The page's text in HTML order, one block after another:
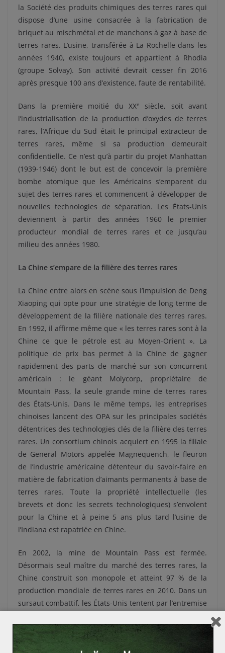
la Société des produits chimiques des terres rares qui
dispose d’une usine consacrée à la fabrication de
briquet au mischmétal et de manchons à gaz à base de
terres rares. L’usine, transférée à La Rochelle dans les
années 1940, existe toujours et appartient à Rhodia
(groupe Solvay). Son activité devrait cesser fin 2016
après presque 100 ans d’existence, faute de rentabilité.
Dans la première moitié du XXe
siècle, soit avant
l’industrialisation de la production d’oxydes de terres
rares, l’Afrique du Sud était le principal extracteur de
terres rares, même si sa production demeurait
confidentielle. Ce n’est qu’à partir du projet Manhattan
(1939-1946) dont le but est de concevoir la première
bombe atomique que les Américains s’emparent du
sujet des terres rares et commencent à développer de
nouvelles technologies de séparation. Les États-Unis
deviennent à partir des années 1960 le premier
producteur mondial de terres rares et ce jusqu’au
milieu des années 1980.
La Chine s’empare de la filière des terres rares
La Chine entre alors en scène sous l’impulsion de Deng
Xiaoping qui opte pour une stratégie de long terme de
développement de la filière nationale des terres rares.
En 1992, il affirme même que « les terres rares sont à la
Chine ce que le pétrole est au Moyen-Orient ». La
politique de prix bas permet à la Chine de gagner
rapidement des parts de marché sur son concurrent
américain : le géant Molycorp, propriétaire de
Mountain Pass, la seule grande mine de terres rares
des États-Unis. Dans le même temps, les entreprises
chinoises lancent des OPA sur les principales sociétés
détentrices des technologies clés de la filière des terres
rares. Un consortium chinois acquiert en 1995 la filiale
de General Motors appelée Magnequench, le fleuron
de l’industrie américaine détenteur du savoir-faire en
matière de fabrication d’aimants permanents à base de
terres rares. Toute la propriété intellectuelle (les
brevets et donc les secrets technologiques) s’envolent
pour la Chine et à peine 5 ans plus tard l’usine de
l’Indiana est rapatriée en Chine.
En 2002, la mine de Mountain Pass est fermée.
Désormais seul maître du marché des terres rares, la
Chine construit son monopole et atteint 97 % de la
production mondiale de terres rares en 2010. Dans un
sursaut combattif, les États-Unis tentent par l’entremise
sécuriser leurs approvisionnements en terres rares,
essentielles pour l’industrie américaine de l’armement.